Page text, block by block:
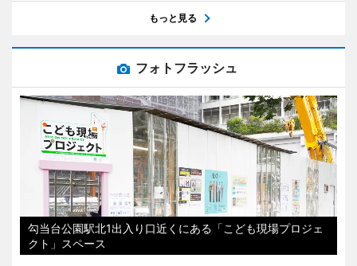
もっと見る
フォトフラッシュ
勾当台公園駅北1出入り口近くにある「こども現場プロジェ
クト」スペース